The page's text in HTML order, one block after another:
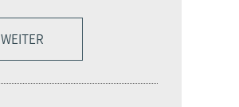
WEITER